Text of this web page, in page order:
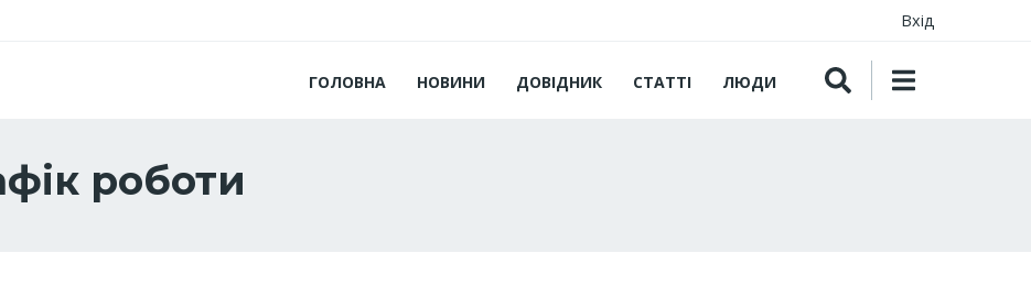
Вхід
ГОЛОВНА НОВИНИ ДОВІДНИК СТАТТІ ЛЮДИ
роботи